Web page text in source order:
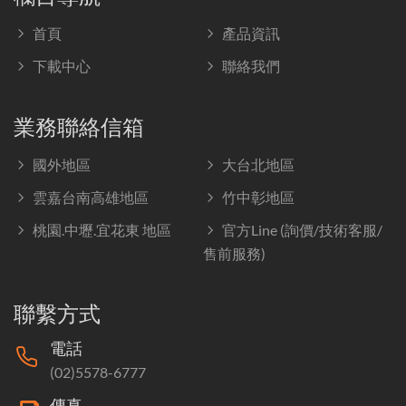
首頁
產品資訊
下載中心
聯絡我們
業務聯絡信箱
國外地區
大台北地區
雲嘉台南高雄地區
竹中彰地區
桃園.中壢.宜花東 地區
官方Line (詢價/技術客服/
售前服務)
聯繫方式
電話
(02)5578-6777